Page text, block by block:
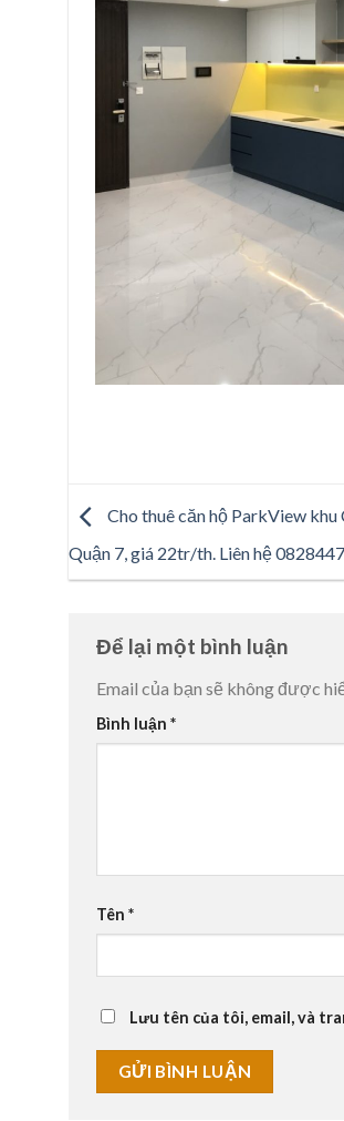
Cho thuê căn hộ ParkView
Quận 7, giá 22tr/th. Liên hệ
Để lại một bình luận
Email của bạn sẽ không được
Bình luận *
Tên *
Lưu tên của tôi, email, và